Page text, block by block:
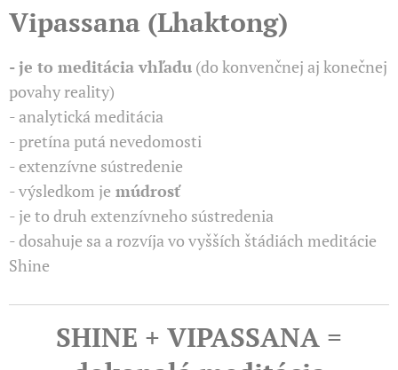
Vipassana (Lhaktong)
- je to meditácia vhľadu (do konvenčnej aj konečnej
povahy reality)
- analytická meditácia
- pretína putá nevedomosti
- extenzívne sústredenie
- výsledkom je múdrosť
- je to druh extenzívneho sústredenia
- dosahuje sa a rozvíja vo vyšších štádiách meditácie
Shine
SHINE + VIPASSANA =